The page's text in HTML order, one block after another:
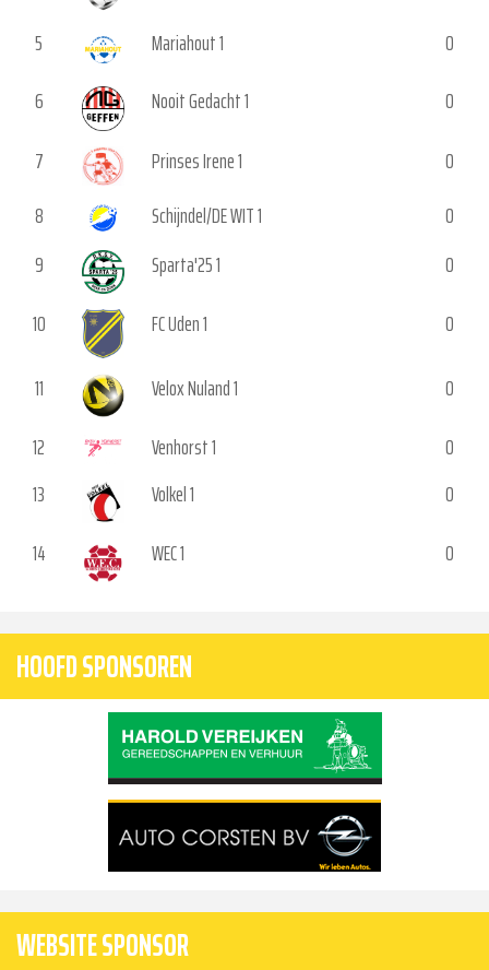
5
Mariahout 1
0
6
Nooit Gedacht 1
0
7
Prinses Irene 1
0
8
Schijndel/DE WIT 1
0
9
Sparta'25 1
0
10
FC Uden 1
0
11
Velox Nuland 1
0
12
Venhorst 1
0
13
Volkel 1
0
14
WEC 1 0
HOOFD SPONSOREN
WEBSITE SPONSOR